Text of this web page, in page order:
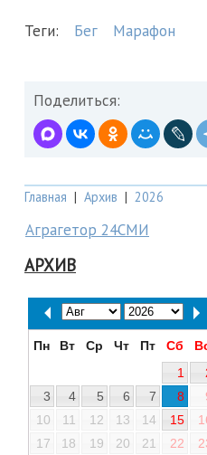
Теги: Бег Марафон
Поделиться:
Главная | Архив | 2026
Аграгетор 24СМИ
АРХИВ
Пн Вт Ср Чт Пт Сб
1
3
4 5 6 7 8
10
11 12 13 14 15
17
18 19 20 21 22